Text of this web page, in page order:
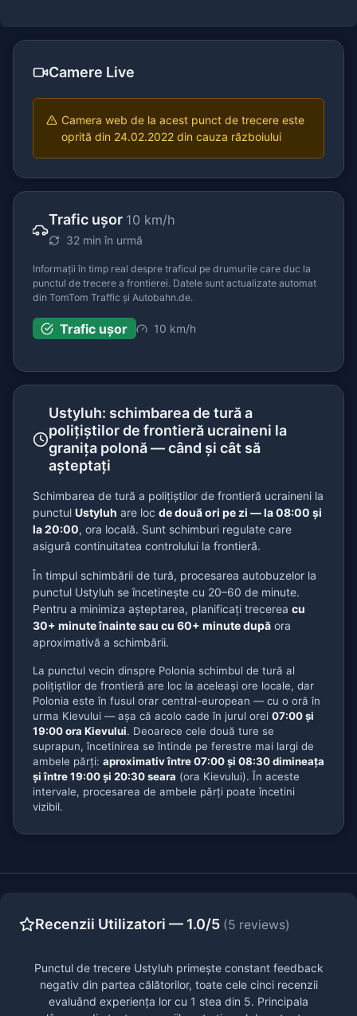
Camere Live
Camera web de la acest punct de trecere este
oprită din 24.02.2022 din cauza războiului
Trafic ușor 10 km/h
32 min în urmă
Informații în timp real despre traficul pe drumurile care duc la
punctul de trecere a frontierei. Datele sunt actualizate automat
din TomTom Traffic și Autobahn.de.
Trafic ușor 10 km/h
Ustyluh: schimbarea de tură a
polițiștilor de frontieră ucraineni la
granița polonă — când și cât să
așteptați
Schimbarea de tură a polițiștilor de frontieră ucraineni la
punctul Ustyluh are loc de două ori pe zi — la 08:00 și
la 20:00, ora locală. Sunt schimburi regulate care
asigură continuitatea controlului la frontieră.
În timpul schimbării de tură, procesarea autobuzelor la
punctul Ustyluh se încetinește cu 20–60 de minute.
Pentru a minimiza așteptarea, planificați trecerea cu
30+ minute înainte sau cu 60+ minute după ora
aproximativă a schimbării.
La punctul vecin dinspre Polonia schimbul de tură al
polițiștilor de frontieră are loc la aceleași ore locale, dar
Polonia este în fusul orar central-european — cu o oră în
urma Kievului — așa că acolo cade în jurul orei 07:00 și
19:00 ora Kievului. Deoarece cele două ture se
suprapun, încetinirea se întinde pe ferestre mai largi de
ambele părți: aproximativ între 07:00 și 08:30 dimineața
și între 19:00 și 20:30 seara (ora Kievului). În aceste
intervale, procesarea de ambele părți poate încetini
vizibil.
Recenzii Utilizatori — 1.0/5 (5 reviews)
Punctul de trecere Ustyluh primește constant feedback
negativ din partea călătorilor, toate cele cinci recenzii
evaluând experiența lor cu 1 stea din 5. Principala